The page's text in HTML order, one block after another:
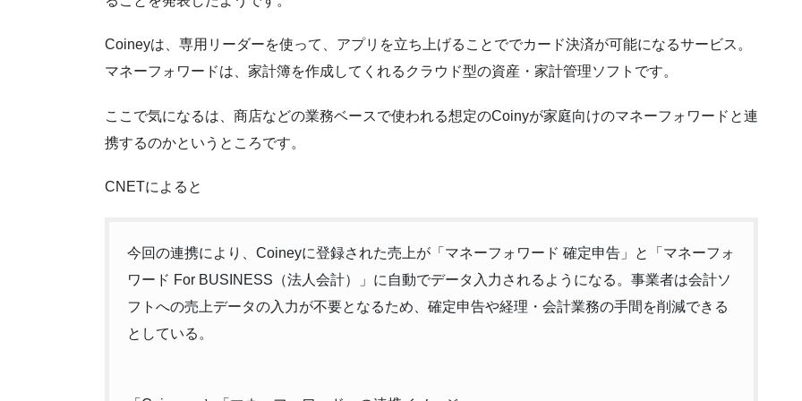
Coineyは、専用リーダーを使って、アプリを立ち上げることででカード決済が可能になるサービス。
マネーフォワードは、家計簿を作成してくれるクラウド型の資産・家計管理ソフトです。
ここで気になるは、商店などの業務ベースで使われる想定のCoinyが家庭向けのマネーフォワードと連
携するのかというところです。
CNETによると
今回の連携により、Coineyに登録された売上が「マネーフォワード 確定申告」と「マネーフォ
ワード For BUSINESS（法人会計）」に自動でデータ入力されるようになる。事業者は会計ソ
フトへの売上データの入力が不要となるため、確定申告や経理・会計業務の手間を削減できる
としている。